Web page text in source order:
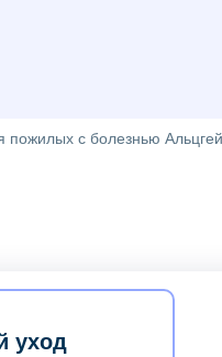
пожилых с болезнью
уход